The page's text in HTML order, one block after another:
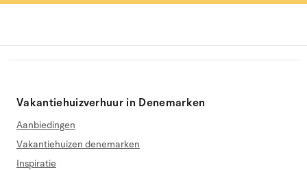
Vakantiehuizverhuur in Denemarken
Aanbiedingen
Vakantiehuizen denemarken
Inspiratie